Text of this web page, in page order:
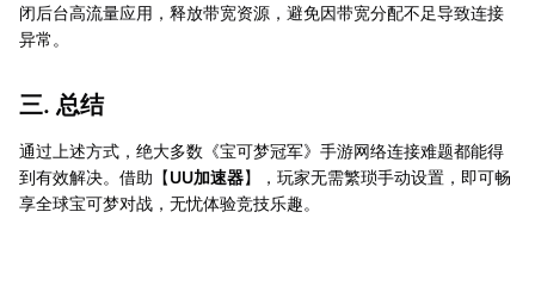
闭后台高流量应用，释放带宽资源，避免因带宽分配不足导致连接
异常。
三. 总结
通过上述方式，绝大多数《宝可梦冠军》手游网络连接难题都能得
到有效解决。借助【UU加速器】，玩家无需繁琐手动设置，即可畅
享全球宝可梦对战，无忧体验竞技乐趣。